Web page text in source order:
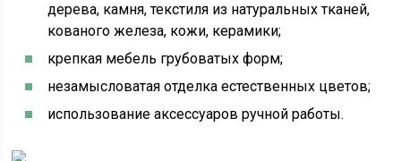
дерева, камня, текстиля из натуральных тканей,
кованого железа, кожи, керамики;
крепкая мебель грубоватых форм;
незамысловатая отделка естественных цветов;
использование аксессуаров ручной работы.